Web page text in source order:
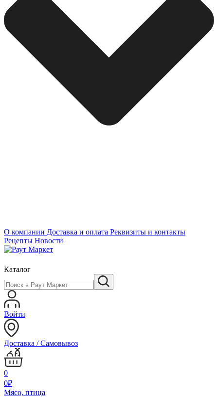
О компании Доставка и оплата Реквизиты и контакты
Рецепты Новости
Каталог
Войти
Доставка / Самовывоз
0
0₽
Мясо, птица